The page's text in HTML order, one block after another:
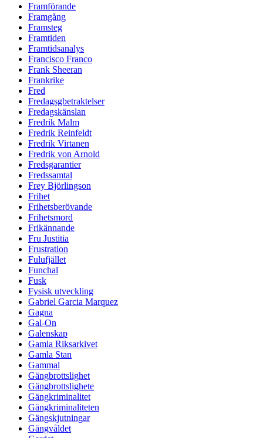
Framförande
Framgång
Framsteg
Framtiden
Framtidsanalys
Francisco Franco
Frank Sheeran
Frankrike
Fred
Fredagsgbetraktelser
Fredagskänslan
Fredrik Malm
Fredrik Reinfeldt
Fredrik Virtanen
Fredrik von Arnold
Fredsgarantier
Fredssamtal
Frey Björlingson
Frihet
Frihetsberövande
Frihetsmord
Frikännande
Fru Justitia
Frustration
Fulufjället
Funchal
Fusk
Fysisk utveckling
Gabriel Garcia Marquez
Gagna
Gal-On
Galenskap
Gamla Riksarkivet
Gamla Stan
Gammal
Gängbrottslighet
Gängbrottslighete
Gängkriminalitet
Gängkriminaliteten
Gängskjutningar
Gängvåldet